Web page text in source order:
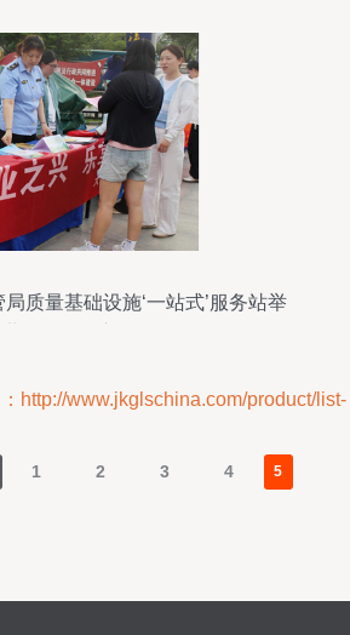
质量基础设施‘一站式’服务站举
http://www.jkglschina.com/product/list-
1 2 3 4 5